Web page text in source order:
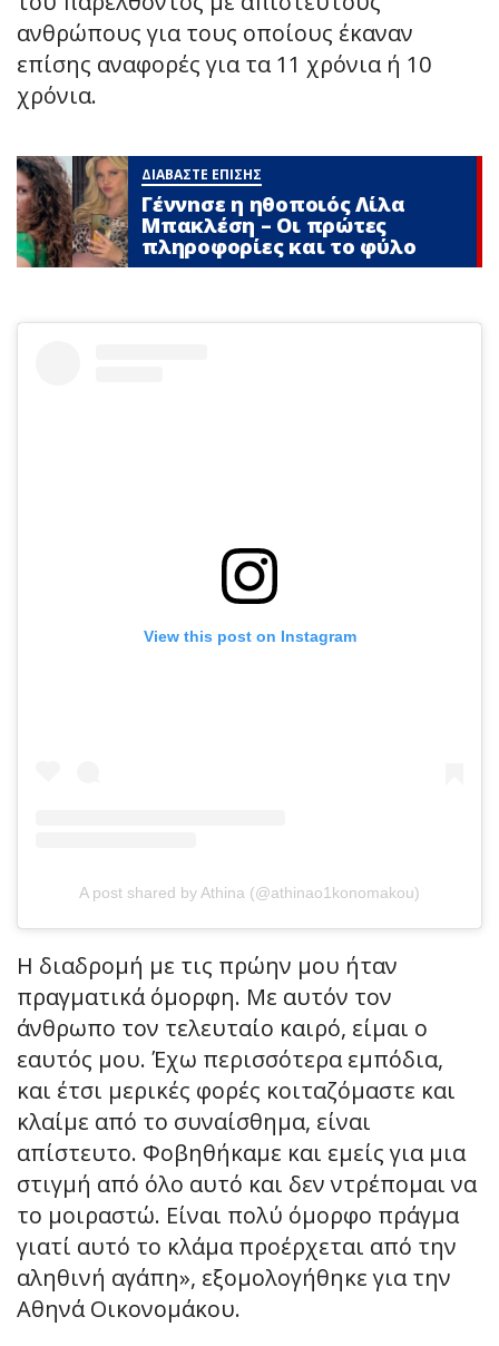
ανθρώπους για τους οποίους έκαναν
επίσης αναφορές για τα 11 χρόνια ή 10
χρόνια.
ΔΙΑΒΑΣΤΕ ΕΠΙΣΗΣ
Γέννnσε η ηθοποιός Λίλα
Μπακλέση – Οι πρώτες
πληροφορίες και το φύλο
View this post on Instagram
A post shared by Athina (@athinao1konomakou)
Η διαδρομή με τις πρώην μου ήταν
πραγματικά όμορφη. Με αυτόν τον
άνθρωπο τον τελευταίο καιρό, είμαι ο
εαυτός μου. Έχω περισσότερα εμπόδια,
και έτσι μερικές φορές κοιταζόμαστε και
κλαίμε από το συναίσθημα, είναι
απίστευτο. Φοβηθήκαμε και εμείς για μια
στιγμή από όλο αυτό και δεν ντρέπομαι να
το μοιραστώ. Είναι πολύ όμορφο πράγμα
γιατί αυτό το κλάμα προέρχεται από την
αληθινή αγάπη», εξομολογήθηκε για την
Αθηνά Οικονομάκου.